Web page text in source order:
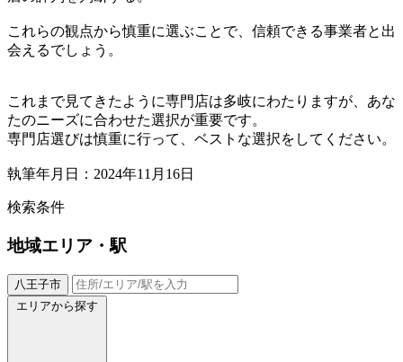
これらの観点から慎重に選ぶことで、信頼できる事業者と出
会えるでしょう。
これまで見てきたように専門店は多岐にわたりますが、あな
たのニーズに合わせた選択が重要です。
専門店選びは慎重に行って、ベストな選択をしてください。
執筆年月日：2024年11月16日
検索条件
地域エリア・駅
八王子市
エリアから探す